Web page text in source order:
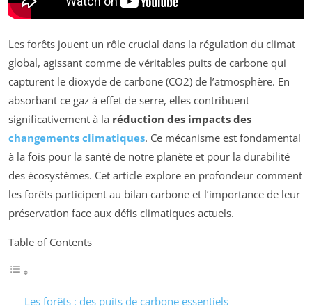
Les forêts jouent un rôle crucial dans la régulation du climat
global, agissant comme de véritables puits de carbone qui
capturent le dioxyde de carbone (CO2) de l’atmosphère. En
absorbant ce gaz à effet de serre, elles contribuent
significativement à la réduction des impacts des
changements climatiques. Ce mécanisme est fondamental
à la fois pour la santé de notre planète et pour la durabilité
des écosystèmes. Cet article explore en profondeur comment
les forêts participent au bilan carbone et l’importance de leur
préservation face aux défis climatiques actuels.
Table of Contents
Les forêts : des puits de carbone essentiels